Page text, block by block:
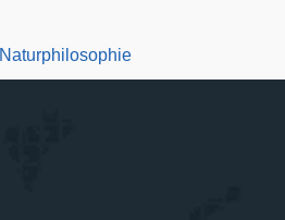
Naturphilosophie